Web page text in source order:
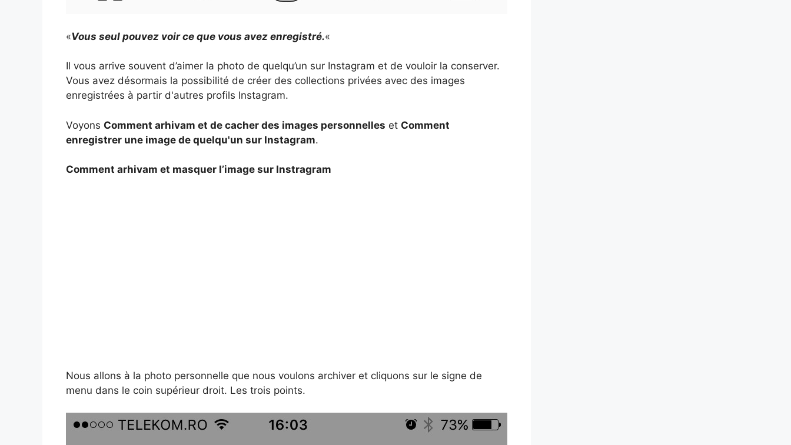
«Vous seul pouvez voir ce que vous avez enregistré.«
Il vous arrive souvent d’aimer la photo de quelqu’un sur Instagram et de vouloir la conserver.
Vous avez désormais la possibilité de créer des collections privées avec des images
enregistrées à partir d'autres profils Instagram.
Voyons Comment arhivam et de cacher des images personnelles et Comment
enregistrer une image de quelqu'un sur Instagram.
Comment arhivam et masquer l’image sur Instragram
Nous allons à la photo personnelle que nous voulons archiver et cliquons sur le signe de
menu dans le coin supérieur droit. Les trois points.